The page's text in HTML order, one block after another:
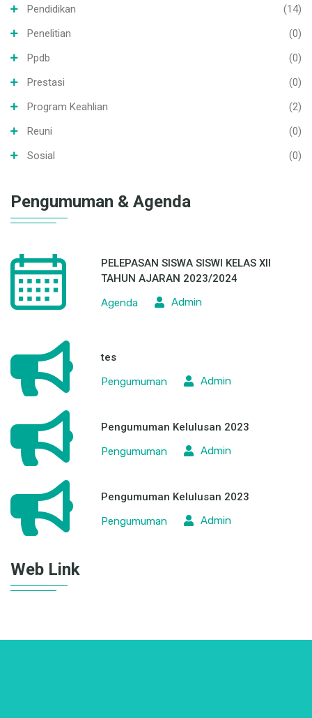
Pendidikan
(14)
Penelitian
(0)
Ppdb
(0)
Prestasi
(0)
Program Keahlian
(2)
Reuni
(0)
Sosial
(0)
Pengumuman & Agenda
PELEPASAN SISWA SISWI KELAS XII
TAHUN AJARAN 2023/2024
Agenda
Admin
tes
Pengumuman
Admin
Pengumuman Kelulusan 2023
Pengumuman
Admin
Pengumuman Kelulusan 2023
Pengumuman
Admin
Web Link